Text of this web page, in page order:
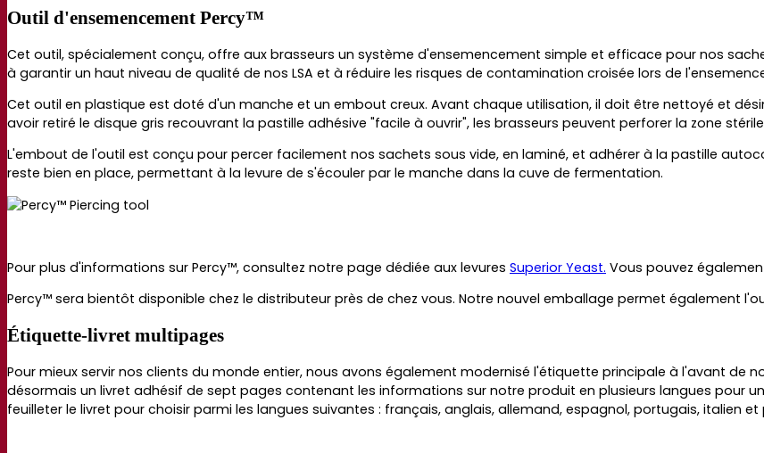
Outil d'ensemencement Percy™
Cet outil, spécialement conçu, offre aux brasseurs un système d'ensemencement simple et efficace pour nos
à garantir un haut niveau de qualité de nos LSA et à réduire les risques de contamination croisée lors de
Cet outil en plastique est doté d'un manche et un embout creux. Avant chaque utilisation, il doit être nettoyé et
avoir retiré le disque gris recouvrant la pastille adhésive "facile à ouvrir", les brasseurs peuvent perforer la zone
L'embout de l'outil est conçu pour percer facilement nos sachets sous vide, en laminé, et adhérer à la pastille
reste bien en place, permettant à la levure de s'écouler par le manche dans la cuve de fermentation.
Pour plus d'informations sur Percy™, consultez notre page dédiée aux levures Superior Yeast. Vous pouvez
Percy™ sera bientôt disponible chez le distributeur près de chez vous. Notre nouvel emballage permet également
Étiquette-livret multipages
Pour mieux servir nos clients du monde entier, nous avons également modernisé l'étiquette principale à l'avant de
désormais un livret adhésif de sept pages contenant les informations sur notre produit en plusieurs langues pour
feuilleter le livret pour choisir parmi les langues suivantes : français, anglais, allemand, espagnol, portugais, italien et